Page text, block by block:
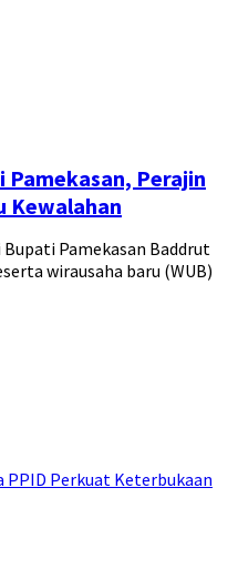
Pamekasan, Perajin
Kewalahan
Bupati Pamekasan Baddrut
wirausaha baru (WUB)
Perkuat Keterbukaan